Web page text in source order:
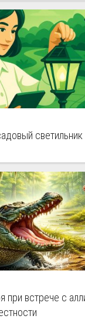
светильник
при встрече с